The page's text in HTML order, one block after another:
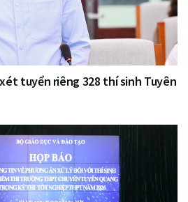
tuyển riêng 328 thí sinh Tuyên